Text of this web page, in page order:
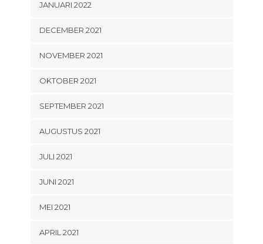
JANUARI 2022
DECEMBER 2021
NOVEMBER 2021
OKTOBER 2021
SEPTEMBER 2021
AUGUSTUS 2021
JULI 2021
JUNI 2021
MEI 2021
APRIL 2021